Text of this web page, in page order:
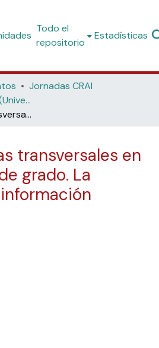
Todo el
repositorio
Estadísticas
Jornadas CRAI
06ª Jornadas CRAI (Universidad de Navarra, 2008)
Competencias transversales en la formación de grado. La gestión de la información
transversales en
grado. La